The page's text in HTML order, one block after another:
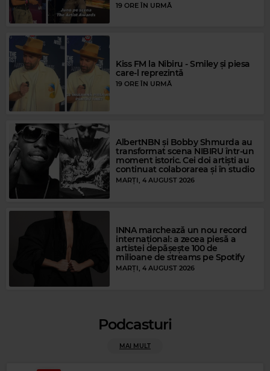
Rock Blues
CREEDENCE CLEARWATER REVIVAL– I PUT A SPELL ON YOU
Magic FM
LA BOUCHE BE MY LOVER
19 ORE ÎN URMĂ
Kiss FM la Nibiru - Smiley și piesa
care-l reprezintă
19 ORE ÎN URMĂ
AlbertNBN și Bobby Shmurda au
transformat scena NIBIRU într-un
moment istoric. Cei doi artiști au
continuat colaborarea și în studio
MARȚI, 4 AUGUST 2026
INNA marchează un nou record
internațional: a zecea piesă a
artistei depășește 100 de
milioane de streams pe Spotify
MARȚI, 4 AUGUST 2026
Podcasturi
MAI MULT